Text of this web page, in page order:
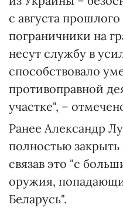
с августа
пограничники на
несут службу в
способствовало
противоправной
участке", –
Ранее Александр
полностью
связав это "с
оружия,
Беларусь".